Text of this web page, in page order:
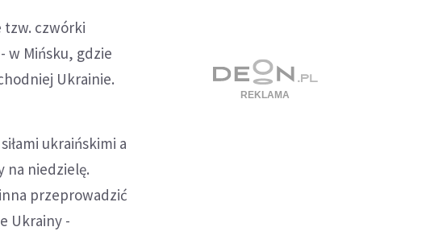
tzw. czwórki
w Mińsku, gdzie
Ukrainie.
ukraińskimi a
na niedzielę.
przeprowadzić
Ukrainy -